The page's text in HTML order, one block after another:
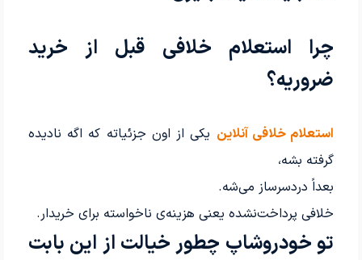
چرا استعلام خلافی قبل از خرید
ضروریه؟
استعلام خلافی آنلاین یکی از اون جزئیاته که اگه نادیده
گرفته بشه،
بعداً دردسرساز می‌شه.
خلافی پرداخت‌نشده یعنی هزینه‌ی ناخواسته برای خریدار.
تو خودروشاپ چطور خیالت از این بابت